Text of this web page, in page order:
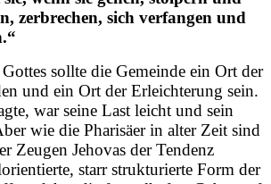
zerbrechen, sich verfangen und
sollte die Gemeinde ein Ort der
und ein Ort der Erleichterung sein.
war seine Last leicht und sein
wie die Pharisäer in alter Zeit sind
Zeugen Jehovas der Tendenz
starr strukturierte Form der